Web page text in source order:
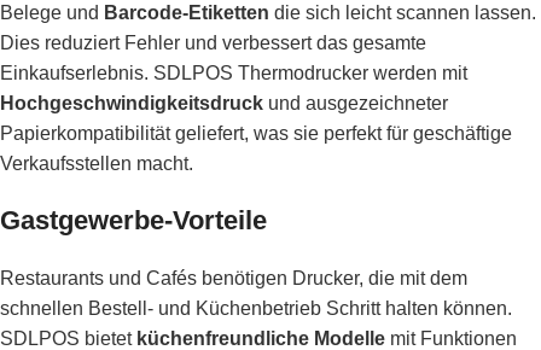
Belege und Barcode-Etiketten die sich leicht scannen lassen.
Dies reduziert Fehler und verbessert das gesamte
Einkaufserlebnis. SDLPOS Thermodrucker werden mit
Hochgeschwindigkeitsdruck und ausgezeichneter
Papierkompatibilität geliefert, was sie perfekt für geschäftige
Verkaufsstellen macht.
Gastgewerbe-Vorteile
Restaurants und Cafés benötigen Drucker, die mit dem
schnellen Bestell- und Küchenbetrieb Schritt halten können.
SDLPOS bietet küchenfreundliche Modelle mit Funktionen